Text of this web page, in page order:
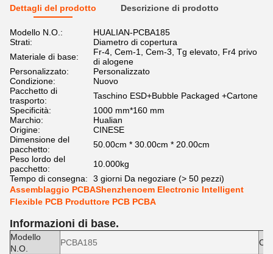
Dettagli del prodotto Descrizione di prodotto
Modello N.O.:
HUALIAN-PCBA185
Strati:
Diametro di copertura
Materiale di base:
Fr-4, Cem-1, Cem-3, Tg elevato, Fr4 privo
di alogene
Personalizzato:
Personalizzato
Condizione:
Nuovo
Pacchetto di
trasporto:
Taschino ESD+Bubble Packaged +Cartone
Specificità:
1000 mm*160 mm
Marchio:
Hualian
Origine:
CINESE
Dimensione del
pacchetto:
50.00cm * 30.00cm * 20.00cm
Peso lordo del
pacchetto:
10.000kg
Tempo di consegna:
3 giorni Da negoziare (> 50 pezzi)
Assemblaggio PCBAShenzhenoem Electronic Intelligent
Flexible PCB Produttore PCB PCBA
Informazioni di base.
Modello
N.O.
PCBA185